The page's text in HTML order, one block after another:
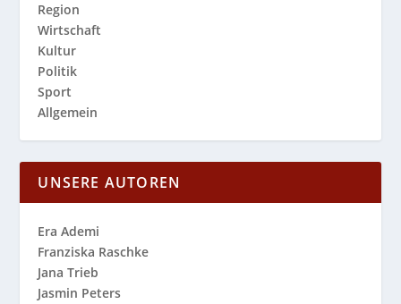
Region
Wirtschaft
Kultur
Politik
Sport
Allgemein
UNSERE AUTOREN
Era Ademi
Franziska Raschke
Jana Trieb
Jasmin Peters